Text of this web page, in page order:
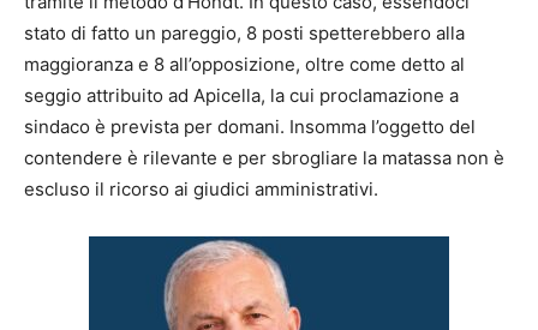
stato di fatto un pareggio, 8 posti spetterebbero alla
maggioranza e 8 all’opposizione, oltre come detto al
seggio attribuito ad Apicella, la cui proclamazione a
sindaco è prevista per domani. Insomma l’oggetto del
contendere è rilevante e per sbrogliare la matassa non è
escluso il ricorso ai giudici amministrativi.